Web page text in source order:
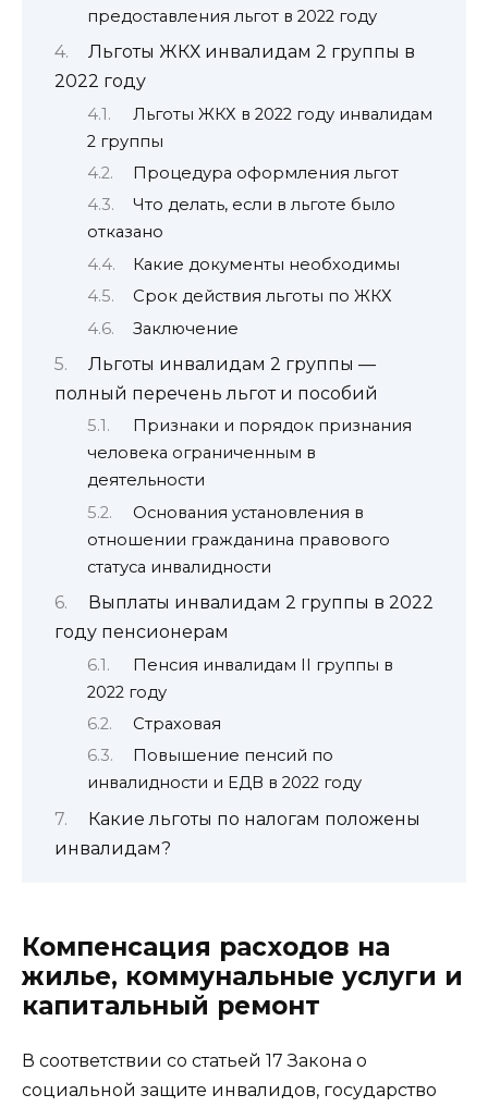
предоставления льгот в 2022 году
Льготы ЖКХ инвалидам 2 группы в
2022 году
Льготы ЖКХ в 2022 году инвалидам
2 группы
Процедура оформления льгот
Что делать, если в льготе было
отказано
Какие документы необходимы
Срок действия льготы по ЖКХ
Заключение
Льготы инвалидам 2 группы —
полный перечень льгот и пособий
Признаки и порядок признания
человека ограниченным в
деятельности
Основания установления в
отношении гражданина правового
статуса инвалидности
Выплаты инвалидам 2 группы в 2022
году пенсионерам
Пенсия инвалидам II группы в
2022 году
Страховая
Повышение пенсий по
инвалидности и ЕДВ в 2022 году
Какие льготы по налогам положены
инвалидам?
Компенсация расходов на
жилье, коммунальные услуги и
капитальный ремонт
В соответствии со статьей 17 Закона о
социальной защите инвалидов, государство